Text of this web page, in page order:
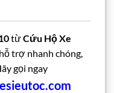
từCứu Hộ Xe
trợ nhanh chóng,
gọi ngay